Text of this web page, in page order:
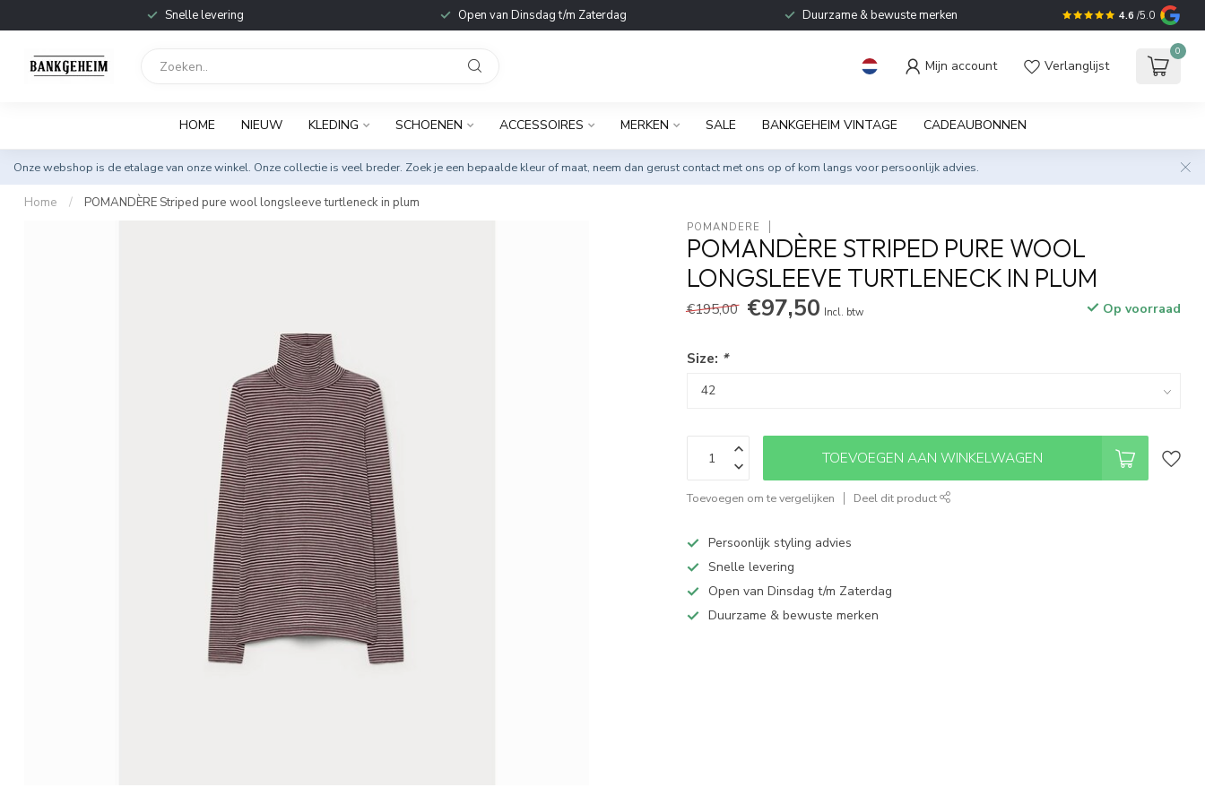
Snelle levering Open van Dinsdag t/m Zaterdag Duurzame & bewuste merken 4.6 /5.0
Mijn account Verlanglijst
0
HOME NIEUW KLEDING SCHOENEN ACCESSOIRES MERKEN SALE BANKGEHEIM VINTAGE CADEAUBONNEN
Onze webshop is de etalage van onze winkel. Onze collectie is veel breder. Zoek je een bepaalde kleur of maat, neem dan gerust contact met ons op of kom langs voor persoonlijk advies.
Home / POMANDÈRE Striped pure wool longsleeve turtleneck in plum
POMANDÈRE
POMANDÈRE STRIPED PURE WOOL
LONGSLEEVE TURTLENECK IN PLUM
€195,00 €97,50 Incl. btw Op voorraad
Size: *
TOEVOEGEN AAN WINKELWAGEN
Toevoegen om te vergelijken Deel dit product
Persoonlijk styling advies
Snelle levering
Open van Dinsdag t/m Zaterdag
Duurzame & bewuste merken